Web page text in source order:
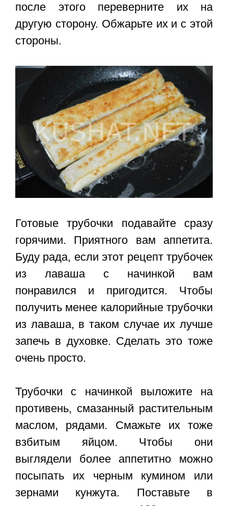
после этого переверните их на
другую сторону. Обжарьте их и с этой
стороны.
Готовые трубочки подавайте сразу
горячими. Приятного вам аппетита.
Буду рада, если этот рецепт трубочек
из лаваша с начинкой вам
понравился и пригодится. Чтобы
получить менее калорийные трубочки
из лаваша, в таком случае их лучше
запечь в духовке. Сделать это тоже
очень просто.
Трубочки с начинкой выложите на
противень, смазанный растительным
маслом, рядами. Смажьте их тоже
взбитым яйцом. Чтобы они
выглядели более аппетитно можно
посыпать их черным кумином или
зернами кунжута. Поставьте в